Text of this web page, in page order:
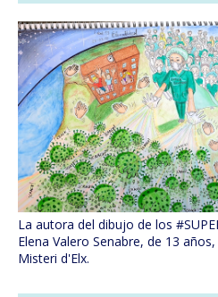
La autora del dibujo de los
Elena Valero Senabre, de 13
Misteri d'Elx.